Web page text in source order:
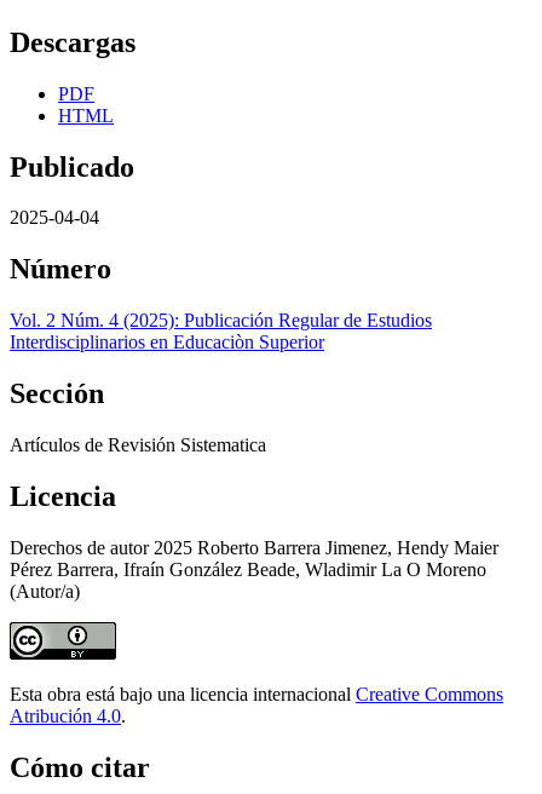
Descargas
PDF
HTML
Publicado
2025-04-04
Número
Vol. 2 Núm. 4 (2025): Publicación Regular de Estudios
Interdisciplinarios en Educaciòn Superior
Sección
Artículos de Revisión Sistematica
Licencia
Derechos de autor 2025 Roberto Barrera Jimenez, Hendy Maier
Pérez Barrera, Ifraín González Beade, Wladimir La O Moreno
(Autor/a)
Esta obra está bajo una licencia internacional Creative Commons
Atribución 4.0.
Cómo citar